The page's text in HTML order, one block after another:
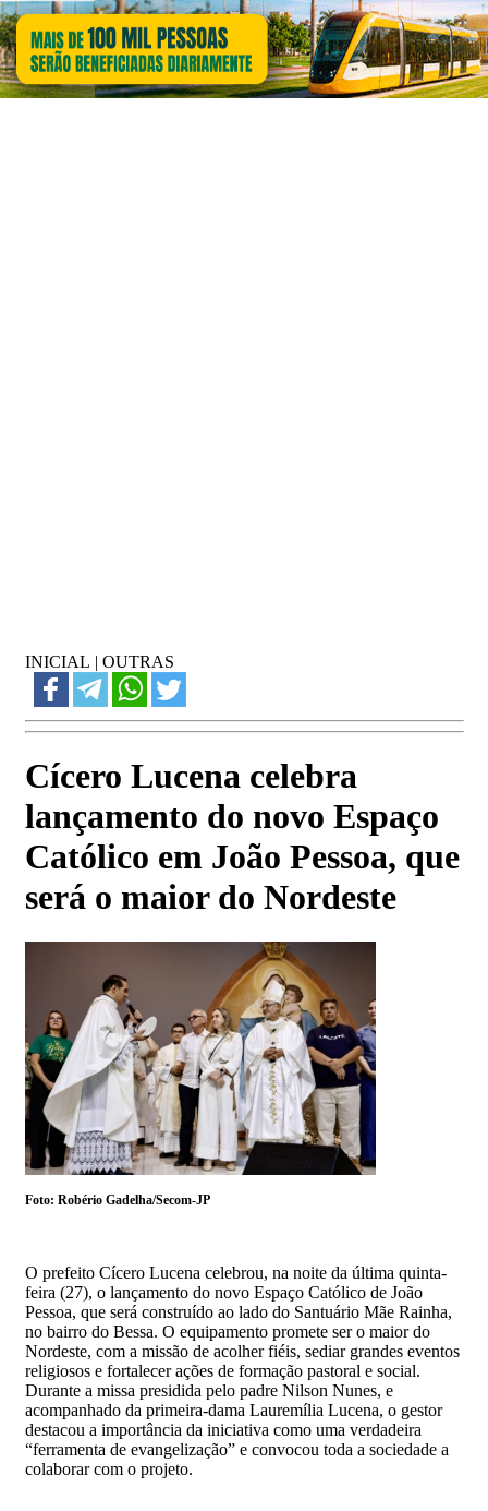
INICIAL | OUTRAS
Cícero Lucena celebra
lançamento do novo Espaço
Católico em João Pessoa, que
será o maior do Nordeste
Foto: Robério Gadelha/Secom-JP
O prefeito Cícero Lucena celebrou, na noite da última quinta-
feira (27), o lançamento do novo Espaço Católico de João
Pessoa, que será construído ao lado do Santuário Mãe Rainha,
no bairro do Bessa. O equipamento promete ser o maior do
Nordeste, com a missão de acolher fiéis, sediar grandes eventos
religiosos e fortalecer ações de formação pastoral e social.
Durante a missa presidida pelo padre Nilson Nunes, e
acompanhado da primeira-dama Lauremília Lucena, o gestor
destacou a importância da iniciativa como uma verdadeira
“ferramenta de evangelização” e convocou toda a sociedade a
colaborar com o projeto.